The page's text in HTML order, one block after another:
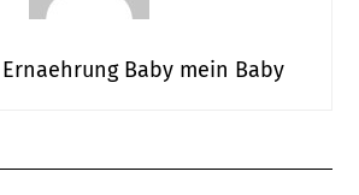
Baby mein Baby